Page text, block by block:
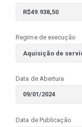
Regime de execução
Data de Abertura
Data de Publicação